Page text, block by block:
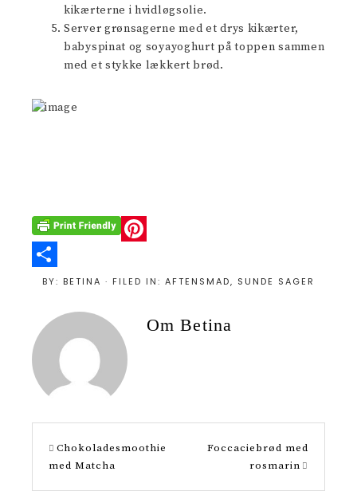
kikærterne i hvidløgsolie.
Server grønsagerne med et drys kikærter,
babyspinat og soyayoghurt på toppen sammen
med et stykke lækkert brød.
P
e
r
r
e
BY: BETINA · FILED IN: AFTENSMAD, SUNDE SAGER
OmBetina
Chokoladesmoothie
med Matcha
Foccaciebrød med
rosmarin